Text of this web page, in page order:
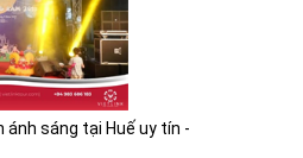
ánh sáng tại Huế uy tín -